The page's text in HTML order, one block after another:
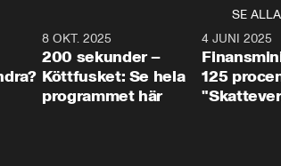
SE ALLA
31:05 4:29
8 OKT. 2025
200 sekunder –
Köttfusket: Se hela
programmet här
4 JUNI 2025
125